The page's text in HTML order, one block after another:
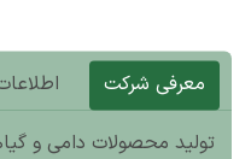
معرفی شرکت
تولید محصولات دامی و